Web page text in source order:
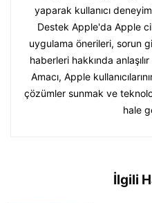
yaparak kullanıcı
Destek Apple'da Apple
uygulama önerileri, sorun
haberleri hakkında
Amacı, Apple
çözümler sunmak ve
hale
İlgili